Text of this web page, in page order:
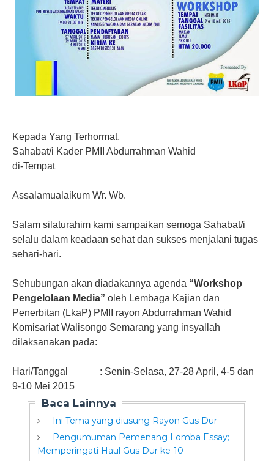
Kepada Yang Terhormat,
Sahabat/i Kader PMII Abdurrahman Wahid
di-Tempat
Assalamualaikum Wr. Wb.
Salam silaturahim kami sampaikan semoga Sahabat/i
selalu dalam keadaan sehat dan sukses menjalani tugas
sehari-hari.
Sehubungan akan diadakannya agenda “Workshop
Pengelolaan Media” oleh Lembaga Kajian dan
Penerbitan (LkaP) PMII rayon Abdurrahman Wahid
Komisariat Walisongo Semarang yang insyallah
dilaksanakan pada:
Hari/Tanggal : Senin-Selasa, 27-28 April, 4-5 dan
9-10 Mei 2015
Baca Lainnya
Ini Tema yang diusung Rayon Gus Dur
Pengumuman Pemenang Lomba Essay;
Memperingati Haul Gus Dur ke-10